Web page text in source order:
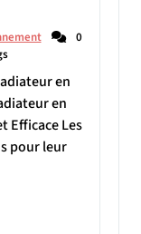
0
en
en
Efficace Les
pour leur